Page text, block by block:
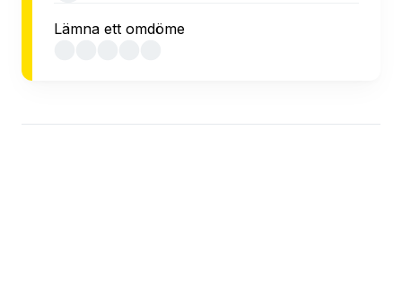
Lämna ett omdöme